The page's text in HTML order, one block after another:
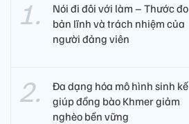
Nói đi đôi với làm – Thước đo
bản lĩnh và trách nhiệm của
người đảng viên​
Đa dạng hóa mô hình sinh kế
giúp đồng bào Khmer giảm
nghèo bền vững